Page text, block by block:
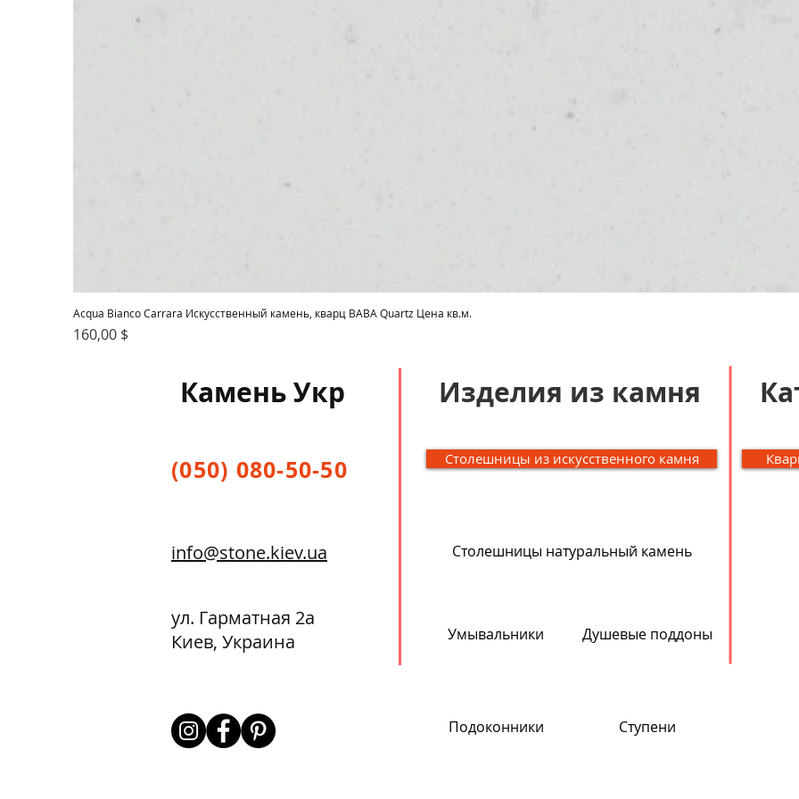
Acqua Bianco Carrara Искусственный камень, кварц BABA Quartz Цена кв.м.
Цена
160,00 $
Камень Укр Изделия из камня
(050) 080-50-50 Столешницы из искусственного камня
info@stone.kiev.ua Столешницы натуральный камень
ул. Гарматная 2а
Киев, Украина
Умывальники Душевые поддоны
Подоконники Ступени